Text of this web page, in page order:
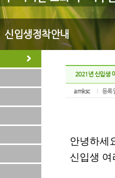
신입생정착안내
2021년 신입생
amksc 등록